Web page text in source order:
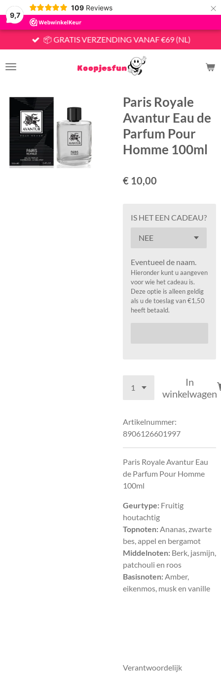
9,7
109 Reviews ×
📦 GRATIS VERZENDING VANAF €69 (NL)
Paris Royale
Avantur Eau de
Parfum Pour
Homme 100ml
€ 10,00
IS HET EEN CADEAU?
Eventueel de naam.
Hieronder kunt u aangeven
voor wie het cadeau is.
Deze optie is alleen geldig
als u de toeslag van €1,50
heeft betaald.
In
winkelwagen
Artikelnummer:
8906126601997
Paris Royale Avantur Eau
de Parfum Pour Homme
100ml
Geurtype: Fruitig
houtachtig
Topnoten:Ananas, zwarte
bes, appel en bergamot
Middelnoten: Berk, jasmijn,
patchouli en roos
Basisnoten:Amber,
eikenmos, musk en vanille
Verantwoordelijk